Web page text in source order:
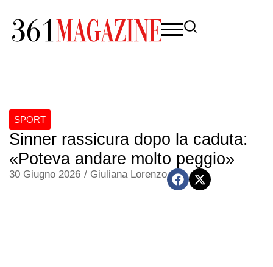
SPORT
Sinner rassicura dopo la caduta:
«Poteva andare molto peggio»
30 Giugno 2026 / Giuliana Lorenzo